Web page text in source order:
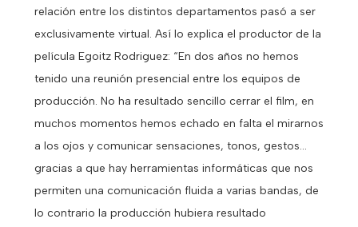
relación entre los distintos departamentos pasó a ser
exclusivamente virtual. Así lo explica el productor de la
película Egoitz Rodriguez: “En dos años no hemos
tenido una reunión presencial entre los equipos de
producción. No ha resultado sencillo cerrar el film, en
muchos momentos hemos echado en falta el mirarnos
a los ojos y comunicar sensaciones, tonos, gestos...
gracias a que hay herramientas informáticas que nos
permiten una comunicación fluida a varias bandas, de
lo contrario la producción hubiera resultado